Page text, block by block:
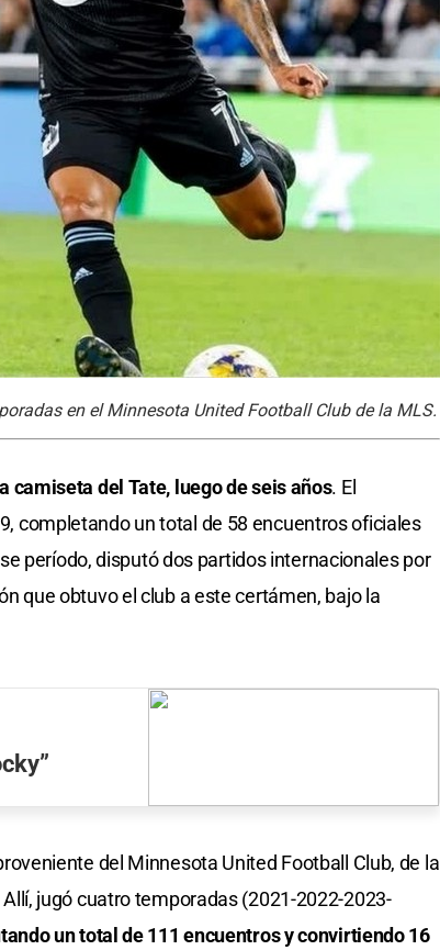
en el Minnesota United Football Club de la MLS.
camiseta del Tate, luego de seis años. El
completando un total de 58 encuentros oficiales
período, disputó dos partidos internacionales por
que obtuvo el club a este certámen, bajo la
del Minnesota United Football Club, de la
Allí, jugó cuatro temporadas (2021-2022-2023-
un total de 111 encuentros y convirtiendo 16